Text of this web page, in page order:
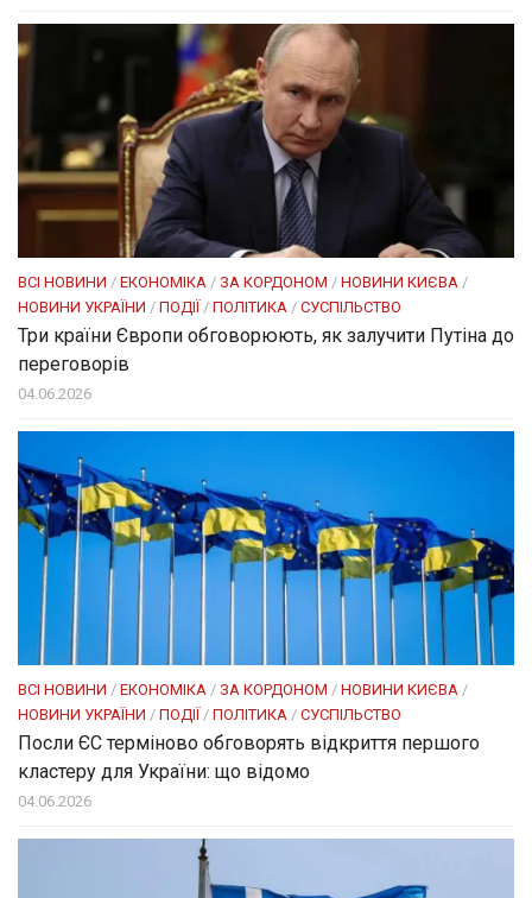
ВСІ НОВИНИ / ЕКОНОМІКА / ЗА КОРДОНОМ / НОВИНИ КИЄВА /
НОВИНИ УКРАЇНИ / ПОДІЇ/ ПОЛІТИКА / СУСПІЛЬСТВО
Три країни Європи обговорюють, як залучити Путіна до
переговорів
04.06.2026
ВСІ НОВИНИ / ЕКОНОМІКА / ЗА КОРДОНОМ / НОВИНИ КИЄВА /
НОВИНИ УКРАЇНИ / ПОДІЇ/ ПОЛІТИКА / СУСПІЛЬСТВО
Посли ЄC терміново обговорять відкриття першого
кластеру для України: що відомо
04.06.2026